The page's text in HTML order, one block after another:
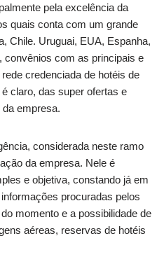
pela excelência da
quais conta com um grande
Chile. Uruguai, EUA, Espanha,
convênios com as principais e
credenciada de hotéis de
claro, das super ofertas e
empresa.
considerada neste ramo
da empresa. Nele é
e objetiva, constando já em
procuradas pelos
momento e a possibilidade de
aéreas, reservas de hotéis